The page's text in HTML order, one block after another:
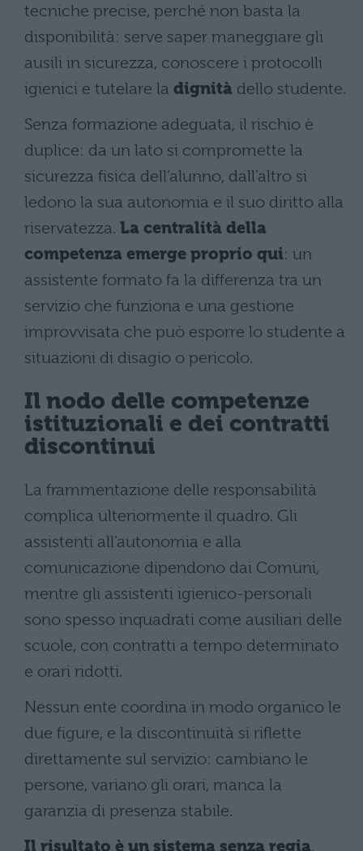
tecniche precise, perché non basta la
disponibilità: serve saper maneggiare gli
ausili in sicurezza, conoscere i protocolli
igienici e tutelare la dignità dello studente.
Senza formazione adeguata, il rischio è
duplice: da un lato si compromette la
sicurezza fisica dell’alunno, dall’altro si
ledono la sua autonomia e il suo diritto alla
riservatezza. La centralità della
competenza emerge proprio qui: un
assistente formato fa la differenza tra un
servizio che funziona e una gestione
improvvisata che può esporre lo studente a
situazioni di disagio o pericolo.
Il nodo delle competenze
istituzionali e dei contratti
discontinui
La frammentazione delle responsabilità
complica ulteriormente il quadro. Gli
assistenti all’autonomia e alla
comunicazione dipendono dai Comuni,
mentre gli assistenti igienico-personali
sono spesso inquadrati come ausiliari delle
scuole, con contratti a tempo determinato
e orari ridotti.
Nessun ente coordina in modo organico le
due figure, e la discontinuità si riflette
direttamente sul servizio: cambiano le
persone, variano gli orari, manca la
garanzia di presenza stabile.
Il risultato è un sistema senza regia.